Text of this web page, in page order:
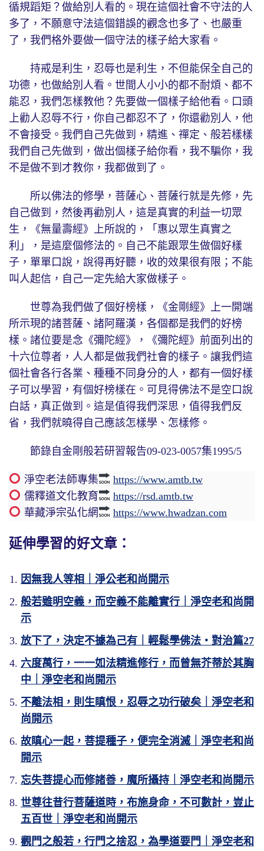
循規蹈矩？做給別人看的。現在這個社會不守法的人
多了，不願意守法這個錯誤的觀念也多了、也嚴重
了，我們格外要做一個守法的樣子給大家看。
持戒是利生，忍辱也是利生，不但能保全自己的
功德，也做給別人看。世間人小小的都不耐煩、都不
能忍，我們怎樣教他？先要做一個樣子給他看。口頭
上勸人忍辱不行，你自己都忍不了，你還勸別人，他
不會接受。我們自己先做到，精進、禪定、般若樣樣
我們自己先做到，做出個樣子給你看，我不騙你，我
不是做不到才教你，我都做到了。
所以佛法的修學，菩薩心、菩薩行就是先修，先
自己做到，然後再勸別人，這是真實的利益一切眾
生，《無量壽經》上所說的，「惠以眾生真實之
利」，是這麼個修法的。自己不能跟眾生做個好樣
子，單單口說，說得再好聽，收的效果很有限；不能
叫人起信，自己一定先給大家做樣子。
世尊為我們做了個好榜樣，《金剛經》上一開端
所示現的諸菩薩、諸阿羅漢，各個都是我們的好榜
樣。諸位要是念《彌陀經》，《彌陀經》前面列出的
十六位尊者，人人都是做我們社會的樣子。讓我們這
個社會各行各業、種種不同身分的人，都有一個好樣
子可以學習，有個好榜樣在。可見得佛法不是空口說
白話，真正做到。這是值得我們深思，值得我們反
省，我們就曉得自己應該怎樣學、怎樣修。
節錄自金剛般若研習報告09-023-0057集1995/5
淨空老法師專集
https://www.amtb.tw
儒釋道文化教育
https://rsd.amtb.tw
華藏淨宗弘化網
https://www.hwadzan.com
延伸學習的好文章：
因無我人等相｜淨公老和尚開示
般若雖明空義，而空義不能離實行｜淨空老和尚開
示
放下了，決定不據為己有｜輕鬆學佛法・對治篇27
六度萬行，一一如法精進修行，而曾無芥蒂於其胸
中｜淨空老和尚開示
不離法相，則生瞋恨，忍辱之功行破矣｜淨空老和
尚開示
故瞋心一起，菩提種子，便完全消滅｜淨空老和尚
開示
忘失菩提心而修諸善，魔所攝持｜淨空老和尚開示
世尊往昔行菩薩道時，布施身命，不可數計，豈止
五百世｜淨空老和尚開示
觀門之般若，行門之捨忍，為學道要門｜淨空老和